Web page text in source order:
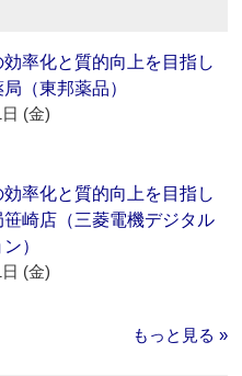
効率化と質的向上を目指し
（東邦薬品）
(金)
効率化と質的向上を目指し
崎店（三菱電機デジタル
）
(金)
もっと見る »